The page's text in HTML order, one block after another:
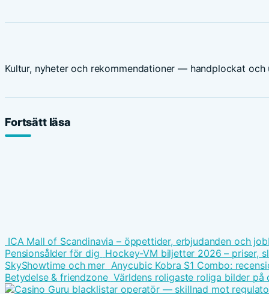
Kultur, nyheter och rekommendationer — handplockat
Fortsätt läsa
ICA Mall of Scandinavia – öppettider, erbjudanden och
Pensionsålder för dig Hockey-VM biljetter 2026 – priser,
SkyShowtime och mer Anycubic Kobra S1 Combo:
Betydelse & friendzone Världens roligaste roliga bilder på